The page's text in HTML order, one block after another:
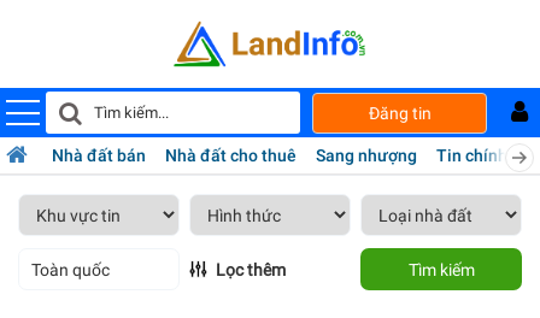
Đăng tin
Nhà đất bán Nhà đất cho thuê Sang nhượng Tin chính chủ
Toàn quốc Lọc thêm Tìm kiếm